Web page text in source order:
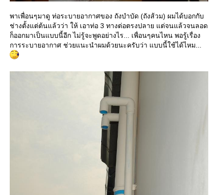
พาเพื่อนๆมาดู ท่อระบายอากาศของ ถังบำบัด (ถังส้วม) ผมได้บอกกับ
ช่างตั้งแต่ต้นแล้วว่า ให้ เอาท่อ 3 ทางต่อตรงปลาย แต่จนแล้วจนลอด
ก็ออกมาเป็นแบบนี้อีก ไม่รู้จะพูดอย่างไร... เพื่อนๆคนไหน พอรู้เรื่อง
การระบายอากาศ ช่วยแนะนำผมด้วยนะครับว่า แบบนี้ใช้ได้ไหม...